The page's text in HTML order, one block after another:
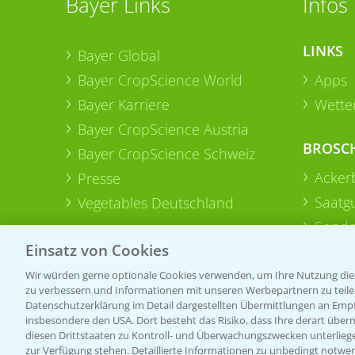
Bayer Global
Bayer CropScience World
Bayer Karriere
Bayer CropScience Austria
Bayer CropScience Schweiz
Presse
Vegetables Deutschland
LINKS
Apps
Einsatz von Cookies
Wir würden gerne optionale Cookies verwenden, um Ihre Nutzung
zu verbessern und Informationen mit unseren Werbepartnern zu
Datenschutzerklärung im Detail dargestellten Übermittlungen an
insbesondere den USA. Dort besteht das Risiko, dass Ihre derart
diesen Drittstaaten zu Kontroll- und Überwachungszwecken
zur Verfügung stehen. Detaillierte Informationen zu unbedingt